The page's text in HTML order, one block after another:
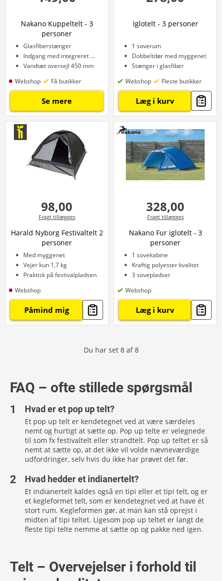
Nakano Kuppeltelt - 3
personer
Glasfiberstænger
Indgang med integreret mesh
Vandtæt oversejl 450 mm
Webshop
Få butikker
Se mere
Iglotelt - 3 personer
1 soverum
Dobbeltdør med myggenet
Stænger i glasfiber
Webshop
Fleste butikker
Læg i kurv
98,00
Fragt tillægges
Harald Nyborg Festivaltelt 2
personer
Med myggenet
Vejer kun 1,7 kg
Praktisk på festivalpladsen
Webshop
Påmind mig
328,00
Fragt tillægges
Nakano Fur iglotelt - 3
personer
1 sovekabine
Kraftig polyester kvalitet
3 sovepladser
Webshop
Læg i kurv
Du har set 8 af 8
FAQ – ofte stillede spørgsmål
Hvad er et pop up telt?
Et pop up telt er kendetegnet ved at være særdeles
nemt og hurtigt at sætte op. Pop up telte er velegnede
til som fx festivaltelt eller strandtelt. Pop up teltet er så
nemt at sætte op, at det ikke vil volde nævneværdige
udfordringer, selv hvis du ikke har prøvet det før.
Hvad hedder et indianertelt?
Et indianertelt kaldes også en tipi eller et tipi telt, og er
et kegleformet telt, som er kendetegnet ved at have ét
stort rum. Kegleformen gør, at man kan stå oprejst i
midten af tipi teltet. Ligesom pop up teltet er langt de
fleste tipi telte nemme at sætte op og pakke ned igen.
Telt – Overvejelser i forhold til